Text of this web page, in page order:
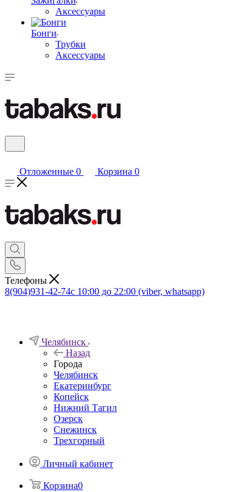
Аксессуары
Бонги
Трубки
Аксессуары
Отложенные 0 Корзина 0
Телефоны
8(904)931-42-74с 10:00 до 22:00 (viber, whatsapp)
Челябинск
Назад
Города
Челябинск
Екатеринбург
Копейск
Нижний Тагил
Озерск
Снежинск
Трехгорный
Личный кабинет
Корзина0